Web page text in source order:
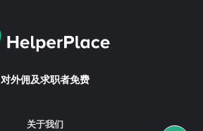
对外佣及求职者免费
关于我们